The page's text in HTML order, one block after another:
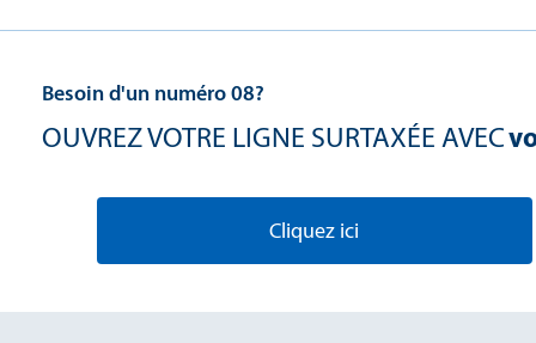
Besoin d'un numéro 08?
OUVREZ VOTRE LIGNE SURTAXÉE AVEC
Cliquez ici